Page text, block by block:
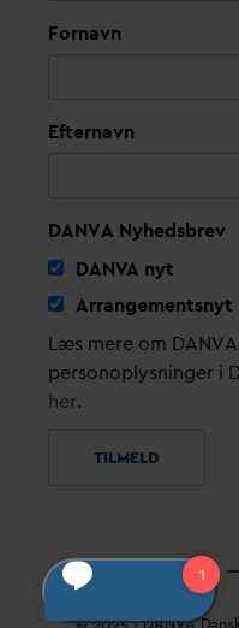
Fornavn
Efternavn
DANVA Nyhedsbrev
DANVA nyt
Arrangementsnyt
Læs mere om
personoplysninger i
her.
© 2025 |DANVAD